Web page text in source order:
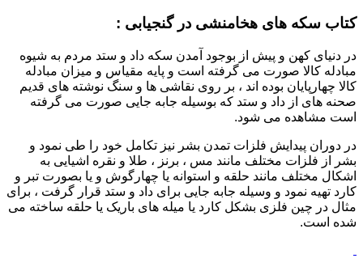
کتاب سکه های هخامنشی در گنجیابی :
در دنیای کهن و پیش از بوجود آمدن سکه داد و ستد مردم به شیوه
مبادله کالا صورت می گرفته است و پایه مقیاس و میزان مبادله
کالا چهارپایان بوده اند ، بر روی نقاشی ها و سنگ نوشته های قدیم
صحنه های از داد و ستد که بوسیله جابه جایی صورت می گرفته
است مشاهده می شود.
در دوران پیدایش فلزات تمدن بشر نیز تکامل خود را طی نمود و
بشر از فلزات مختلف مانند مس ، برنز ، طلا و نقره اشیایی به
اشکال مختلف مانند حلقه و استوانه یا چهارگوش و یا بصورت تبر و
کارد تهیه نمود و وسیله جابه جایی برای داد و ستد قرار گرفت ، برای
مثال در چین فلزی بشکل کارد یا میله های باریک یا حلقه ساخته می
شده است.